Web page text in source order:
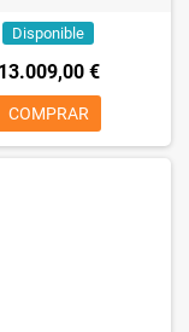
sectorizada.
fitosanitarios
Disponible
13.009,00 €
COMPRAR